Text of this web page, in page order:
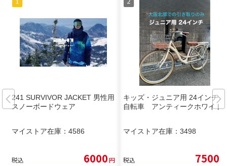
241 SURVIVOR JACKET 男性用
スノーボードウェア
マイストア在庫： 4586
税込 6000円
キッズ・ジュニア用 24インチ
自転車 アンティークホワイト
マイストア在庫： 3498
税込 7500